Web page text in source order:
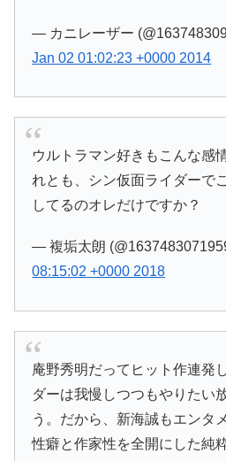
— カニレーザー
Jan 02 01:02:23 +0000 2014
ウルトラマン好きもこんな感
れとも、シン仮面ライダーで
してるのオレだけですか？
— 複垢太朗
08:15:02 +0000 2018
庵野秀明だってヒット作連発
ダーは我慢しつつもやりたい
う。だから、新海誠もエンタ
性癖と作家性を全開にした純